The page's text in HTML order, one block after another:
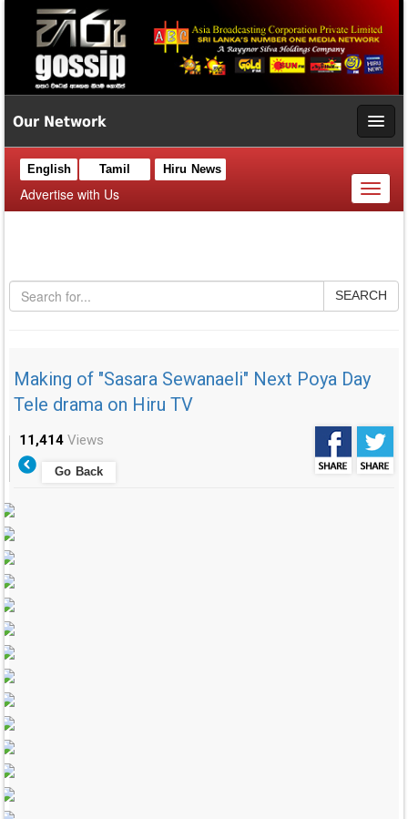
Our Network
English Tamil Hiru News
Advertise with Us
Toggle
SEARCH
Making of "Sasara Sewanaeli" Next Poya Day
Tele drama on Hiru TV
11,414 Views
Go Back